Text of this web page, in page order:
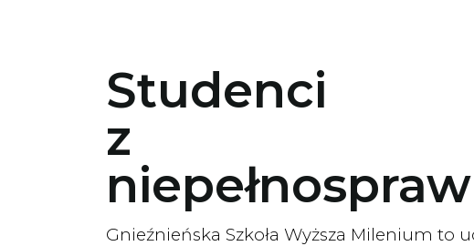
Studenci
z
Gnieźnieńska Szkoła Wyższa Milenium to